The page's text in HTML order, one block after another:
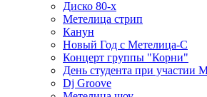
Диско 80-х
Метелица стрип
Канун
Новый Год с Метелица-С
Концерт группы "Корни"
День студента при участии
Dj Groove